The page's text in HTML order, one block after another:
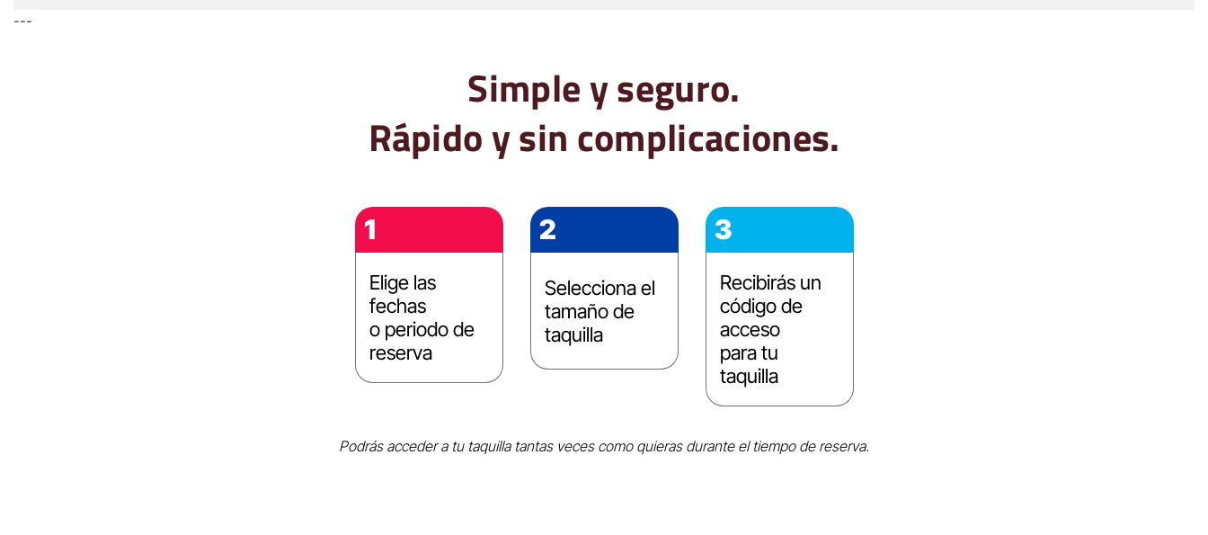
---
Simple y seguro.
Rápido y sin complicaciones.
1
Elige las
fechas
o periodo de
reserva
2
Selecciona el
tamaño de
taquilla
3
Recibirás un
código de
acceso
para tu
taquilla
Podrás acceder a tu taquilla tantas veces como quieras durante el tiempo de reserva.